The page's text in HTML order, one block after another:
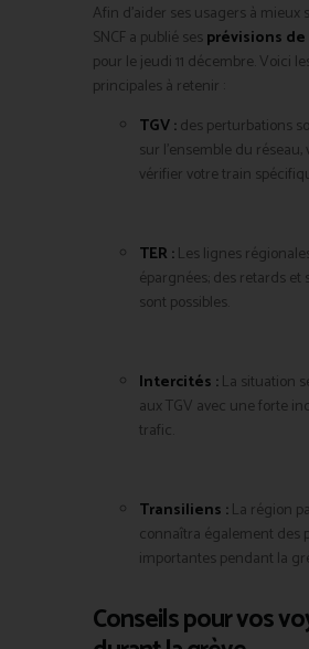
Afin d’aider ses usagers à mieux
SNCF a publié sesprévisions
pour le jeudi 11 décembre. Voici
principales à retenir :
TGV :des perturbations
sur l’ensemble du réseau,
vérifier votre train
TER :Les lignes
épargnées; des retards et
sont possibles.
Intercités :La situation
aux TGV avec une forte
trafic.
Transiliens :La région
connaîtra également des
importantes pendant la
Conseils pour vos